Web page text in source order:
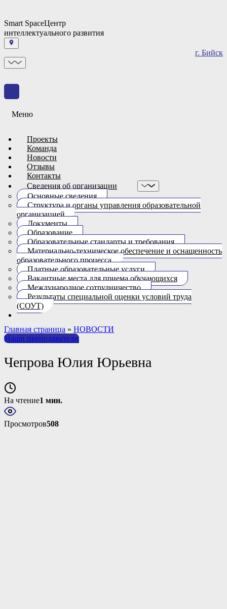
Smart SpaceЦентр
интеллектуального развития
г. Бийск
Меню
Проекты
Команда
Новости
Отзывы
Контакты
Сведения об организации
Основные сведения
Структура и органы управления образовательной
организацией
Документы
Образование
Образовательные стандарты и требования
Материально-техническое обеспечение и оснащенность
образовательного процесса.
Платные образовательные услуги
Вакантные места для приема обучающихся
Международное сотрудничество
Результаты специальной оценки условий труда
(СОУТ)
Главная страница » НОВОСТИ
Наши преподаватели
Чепрова Юлия Юрьевна
На чтение1 мин.
Просмотров508